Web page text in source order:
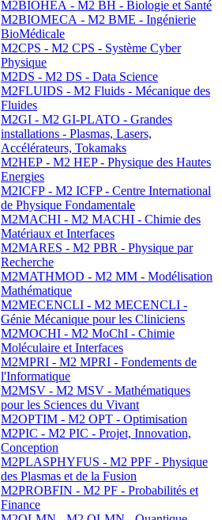
M2BIOHEA - M2 BH - Biologie et Santé
M2BIOMECA - M2 BME - Ingénierie
BioMédicale
M2CPS - M2 CPS - Système Cyber
Physique
M2DS - M2 DS - Data Science
M2FLUIDS - M2 Fluids - Mécanique des
Fluides
M2GI - M2 GI-PLATO - Grandes
installations - Plasmas, Lasers,
Accélérateurs, Tokamaks
M2HEP - M2 HEP - Physique des Hautes
Energies
M2ICFP - M2 ICFP - Centre International
de Physique Fondamentale
M2MACHI - M2 MACHI - Chimie des
Matériaux et Interfaces
M2MARES - M2 PBR - Physique par
Recherche
M2MATHMOD - M2 MM - Modélisation
Mathématique
M2MECENCLI - M2 MECENCLI -
Génie Mécanique pour les Cliniciens
M2MOCHI - M2 MoChI - Chimie
Moléculaire et Interfaces
M2MPRI - M2 MPRI - Fondements de
l'Informatique
M2MSV - M2 MSV - Mathématiques
pour les Sciences du Vivant
M2OPTIM - M2 OPT - Optimisation
M2PIC - M2 PIC - Projet, Innovation,
Conception
M2PLASPHYFUS - M2 PPF - Physique
des Plasmas et de la Fusion
M2PROBFIN - M2 PF - Probabilités et
Finance